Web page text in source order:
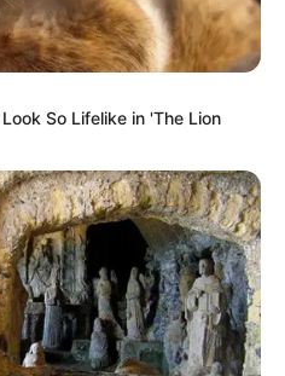
So Lifelike in 'The Lion